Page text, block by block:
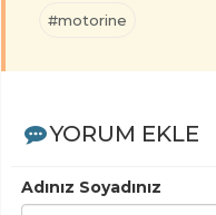
#motorine
YORUM EKLE
Adınız Soyadınız